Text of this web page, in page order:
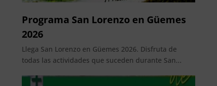
Programa San Lorenzo en Güemes
2026
Llega San Lorenzo en Güemes 2026. Disfruta de
todas las actividades que suceden durante San...